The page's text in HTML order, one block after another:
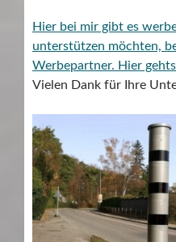
Hier bei mir gibt es
unterstützen möchten,
Werbepartner. Hier
Vielen Dank für Ihre